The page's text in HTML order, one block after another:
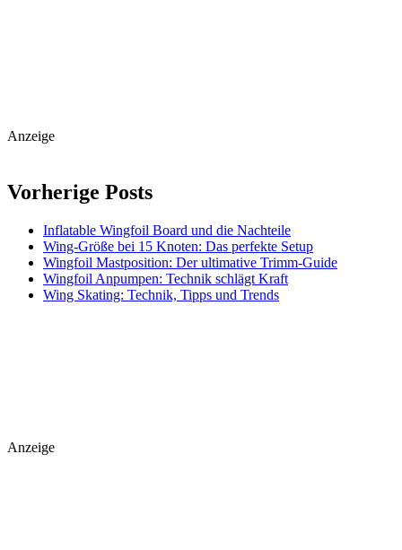
Anzeige
Vorherige Posts
Inflatable Wingfoil Board und die Nachteile
Wing-Größe bei 15 Knoten: Das perfekte Setup
Wingfoil Mastposition: Der ultimative Trimm-Guide
Wingfoil Anpumpen: Technik schlägt Kraft
Wing Skating: Technik, Tipps und Trends
Anzeige